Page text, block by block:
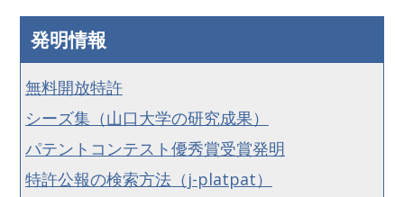
発明情報
無料開放特許
シーズ集（山口大学の研究成果）
パテントコンテスト優秀賞受賞発明
特許公報の検索方法（j-platpat）